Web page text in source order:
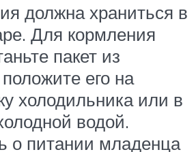
должна храниться в
Для кормления
пакет из
его на
холодильника или в
водой.
о питании младенца